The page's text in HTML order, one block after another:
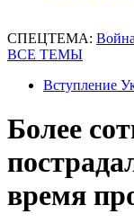
СПЕЦТЕМА:
ВСЕ ТЕМЫ
Вступление
Более
время